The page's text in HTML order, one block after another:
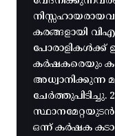
കരങ്ങളായി
പോരാളികൾക്ക്
കർഷകരെയും
ചേർത്തുപിടിച്ചു.
ഒന്ന് കർഷക